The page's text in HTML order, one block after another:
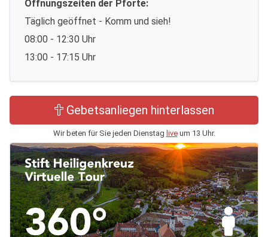
Öffnungszeiten der Pforte:
Täglich geöffnet - Komm und sieh!
08:00 - 12:30 Uhr
13:00 - 17:15 Uhr
Gebetsanliegen hinterlassen
Wir beten für Sie jeden Dienstag liveum 13 Uhr.